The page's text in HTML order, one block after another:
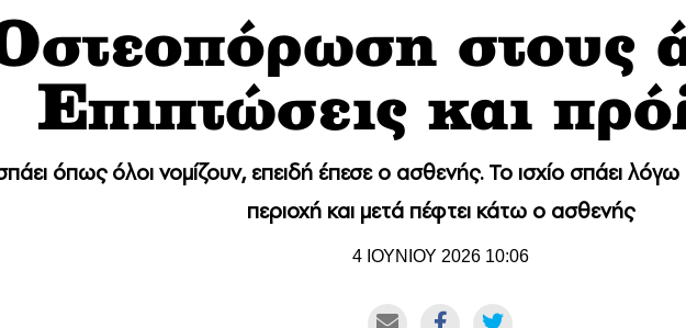
στους
Επιπτώσεις και
όπως όλοι νομίζουν, επειδή έπεσε ο ασθενής. Το ισχίο σπάει
περιοχή και μετά πέφτει κάτω ο ασθενής
4 ΙΟΥΝΙΟΥ 2026 10:06